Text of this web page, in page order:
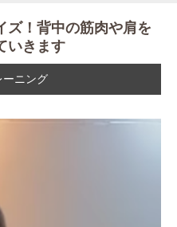
ズ！背中の筋肉や肩を
いきます
ーニング